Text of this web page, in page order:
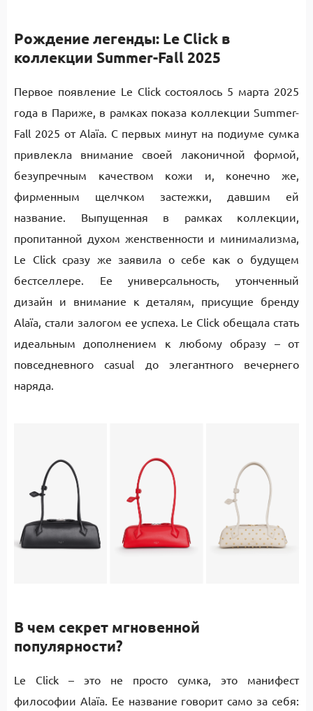
Рождение легенды: Le Click в
коллекции Summer-Fall 2025
Первое появление Le Click состоялось 5 марта 2025
года в Париже, в рамках показа коллекции Summer-
Fall 2025 от Alaïa. С первых минут на подиуме сумка
привлекла внимание своей лаконичной формой,
безупречным качеством кожи и, конечно же,
фирменным щелчком застежки, давшим ей
название. Выпущенная в рамках коллекции,
пропитанной духом женственности и минимализма,
Le Click сразу же заявила о себе как о будущем
бестселлере. Ее универсальность, утонченный
дизайн и внимание к деталям, присущие бренду
Alaïa, стали залогом ее успеха. Le Click обещала стать
идеальным дополнением к любому образу – от
повседневного casual до элегантного вечернего
наряда.
В чем секрет мгновенной
популярности?
Le Click – это не просто сумка, это манифест
философии Alaïa. Ее название говорит само за себя: